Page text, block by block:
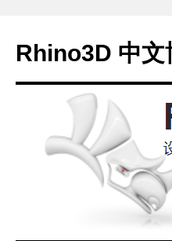
Rhino3D 中文